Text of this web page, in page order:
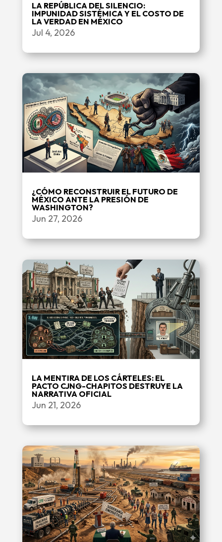
LA REPÚBLICA DEL SILENCIO:
IMPUNIDAD SISTÉMICA Y EL COSTO DE
LA VERDAD EN MÉXICO
Jul 4, 2026
¿CÓMO RECONSTRUIR EL FUTURO DE
MÉXICO ANTE LA PRESIÓN DE
WASHINGTON?
Jun 27, 2026
LA MENTIRA DE LOS CÁRTELES: EL
PACTO CJNG-CHAPITOS DESTRUYE LA
NARRATIVA OFICIAL
Jun 21, 2026